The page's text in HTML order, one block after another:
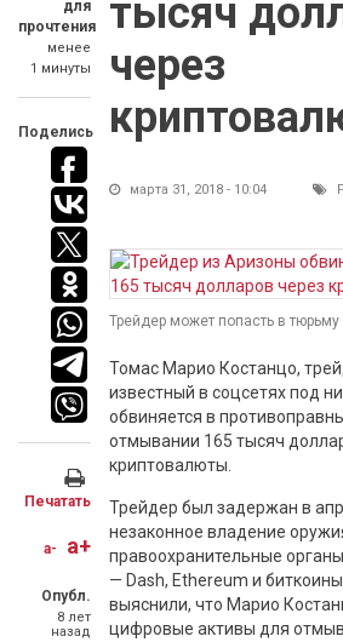
для
прочтения
менее
1 минуты
Поделись
Печатать
a- a+
Опубл.
8 лет
назад
тысяч
через
марта 31, 2018 - 10:04
Трейдер может попасть в тюрьму
Томас Марио Костанцо,
известный в соцсетях под
обвиняется в
отмывании 165 тысяч
криптовалюты.
Трейдер был задержан в
незаконное владение
правоохранительные
— Dash, Ethereum и
выяснили, что Марио
цифровые активы для